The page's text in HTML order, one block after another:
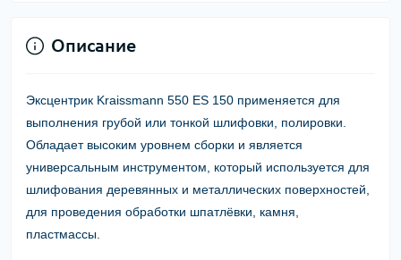
Описание
Эксцентрик Kraissmann 550 ES 150 применяется для
выполнения грубой или тонкой шлифовки, полировки.
Обладает высоким уровнем сборки и является
универсальным инструментом, который используется для
шлифования деревянных и металлических поверхностей,
для проведения обработки шпатлёвки, камня,
пластмассы.